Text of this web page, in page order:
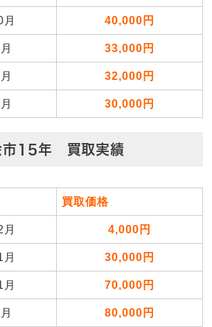
40,000円
33,000円
32,000円
30,000円
市15年 買取実績
買取価格
4,000円
30,000円
70,000円
80,000円